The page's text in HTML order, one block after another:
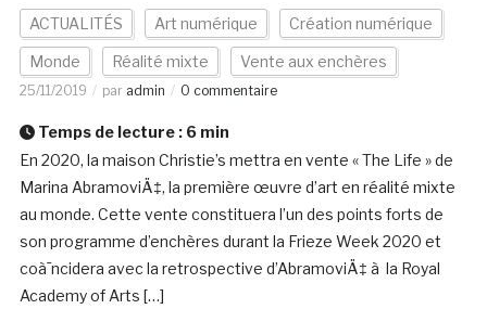
ACTUALITÉS Art numérique Création numérique
Monde Réalité mixte Vente aux enchères
25/11/2019 par admin 0 commentaire
Temps de lecture : 6 min
En 2020, la maison Christie’s mettra en vente « The Life » de
Marina AbramoviÄ‡, la première œuvre d’art en réalité mixte
au monde. Cette vente constituera l’un des points forts de
son programme d’enchères durant la Frieze Week 2020 et
coà¯ncidera avec la retrospective d’AbramoviÄ‡ à la Royal
Academy of Arts […]